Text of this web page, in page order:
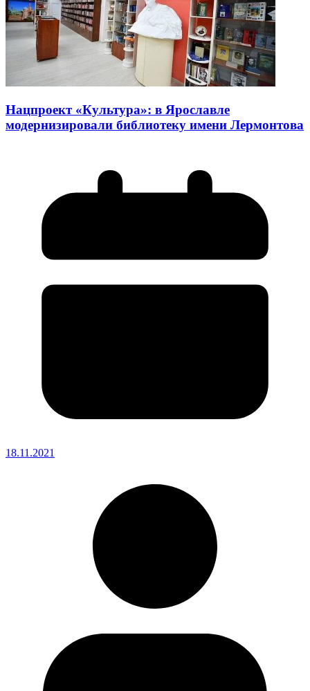
Нацпроект «Культура»: в Ярославле
модернизировали библиотеку имени Лермонтова
18.11.2021